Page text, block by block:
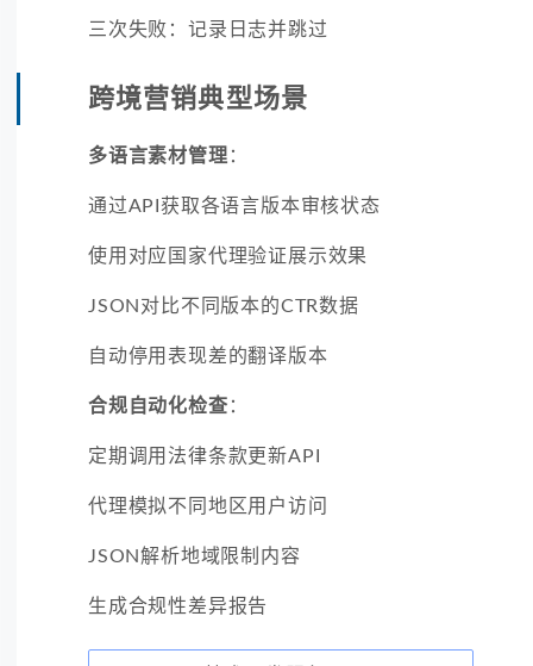
三次失败：记录日志并跳过
跨境营销典型场景
多语言素材管理 ：
通过API获取各语言版本审核状态
使用对应国家代理验证展示效果
JSON对比不同版本的CTR数据
自动停用表现差的翻译版本
合规自动化检查 ：
定期调用法律条款更新API
代理模拟不同地区用户访问
JSON解析地域限制内容
生成合规性差异报告